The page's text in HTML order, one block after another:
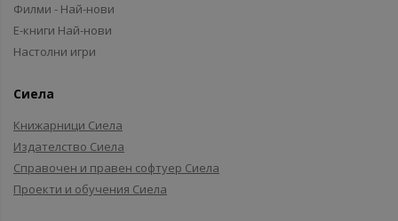
Филми - Най-нови
Е-книги Най-нови
Настолни игри
Сиела
Книжарници Сиела
Издателство Сиела
Справочен и правен софтуер Сиела
Проекти и обучения Сиела